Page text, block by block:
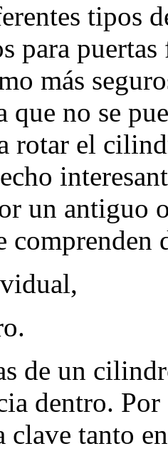
tipos
para
más
que no se
rotar el
un antiguo
comprenden
de un
dentro.
clave tanto